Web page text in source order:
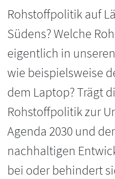
Rohstoffpolitik auf
Südens? Welche
eigentlich in
wie beispielsweise
dem Laptop? Trägt
Rohstoffpolitik zur
Agenda 2030 und
nachhaltigen
bei oder behindert